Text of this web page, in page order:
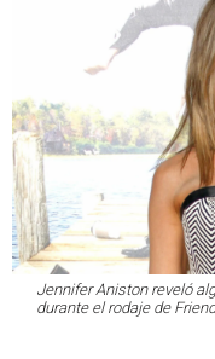
Jennifer Aniston reveló
durante el rodaje de